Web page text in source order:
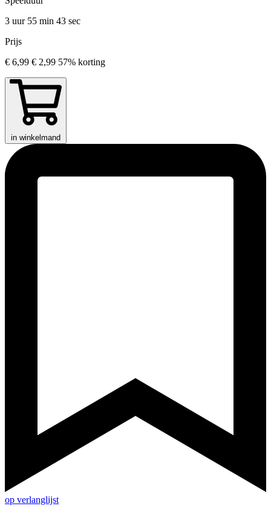
3 uur 55 min 43 sec
Prijs
€ 6,99 € 2,99 57% korting
in winkelmand
op verlanglijst